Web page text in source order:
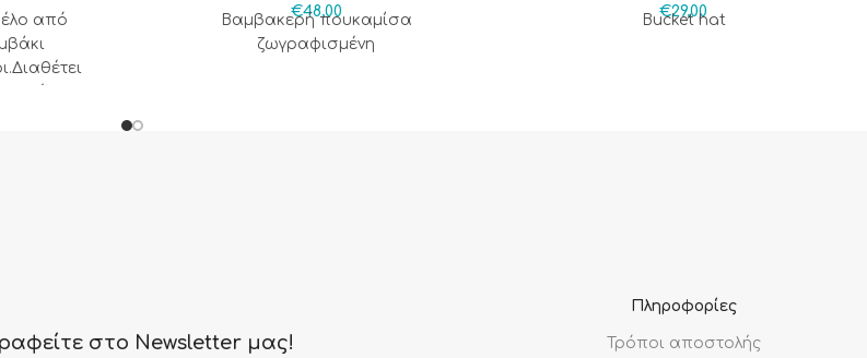
από
€48,00
Βαμβακερή πουκαμίσα
ζωγραφισμένη
€29,00
Bucket hat
στο Newsletter μας!
Πληροφορίες
Τρόποι αποστολής